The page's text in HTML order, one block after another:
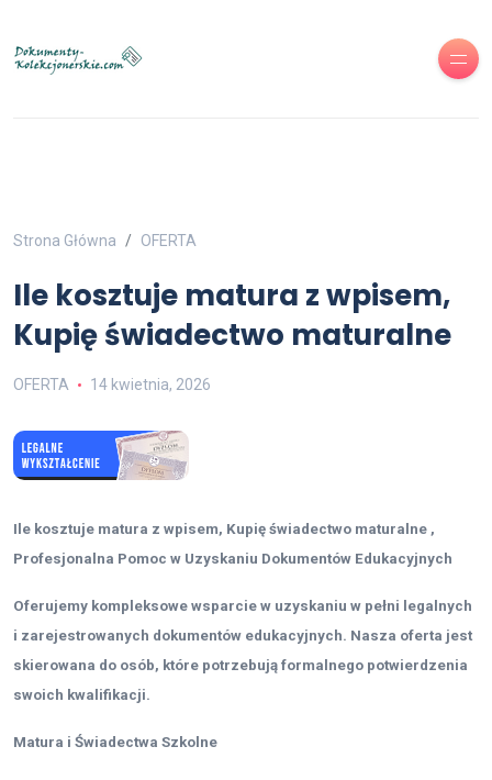
Strona Główna OFERTA
Ile kosztuje matura z wpisem,
Kupię świadectwo maturalne
OFERTA 14 kwietnia, 2026
Ile kosztuje matura z wpisem, Kupię świadectwo maturalne ,
Profesjonalna Pomoc w Uzyskaniu Dokumentów Edukacyjnych
Oferujemy kompleksowe wsparcie w uzyskaniu w pełni legalnych
i zarejestrowanych dokumentów edukacyjnych. Nasza oferta jest
skierowana do osób, które potrzebują formalnego potwierdzenia
swoich kwalifikacji.
Matura i Świadectwa Szkolne